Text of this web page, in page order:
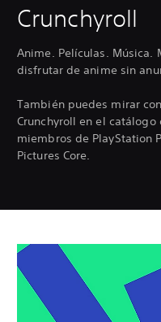
Crunchyroll
Anime. Películas. Música.
disfrutar de anime sin
También puedes mirar
Crunchyroll en el
miembros de PlayStation
Pictures Core.